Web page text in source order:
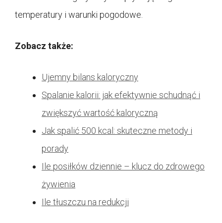
temperatury i warunki pogodowe.
Zobacz także:
Ujemny bilans kaloryczny
Spalanie kalorii: jak efektywnie schudnąć i
zwiększyć wartość kaloryczną
Jak spalić 500 kcal: skuteczne metody i
porady
Ile posiłków dziennie – klucz do zdrowego
żywienia
Ile tłuszczu na redukcji